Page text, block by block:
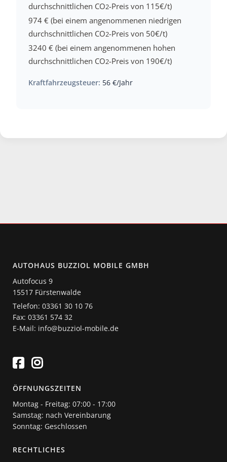
durchschnittlichen CO2-Preis von 115€/t)
974 € (bei einem angenommenen niedrigen
durchschnittlichen CO2-Preis von 50€/t)
3240 € (bei einem angenommenen hohen
durchschnittlichen CO2-Preis von 190€/t)
Kraftfahrzeugsteuer: 56 €/Jahr
AUTOHAUS BUZZIOL MOBILE GMBH
Autofocus 9
15517 Fürstenwalde
Telefon: 03361 30 10 76
Fax: 03361 574 32
E-Mail: info@buzziol-mobile.de
ÖFFNUNGSZEITEN
Montag - Freitag: 07:00 - 17:00
Samstag: nach Vereinbarung
Sonntag: Geschlossen
RECHTLICHES